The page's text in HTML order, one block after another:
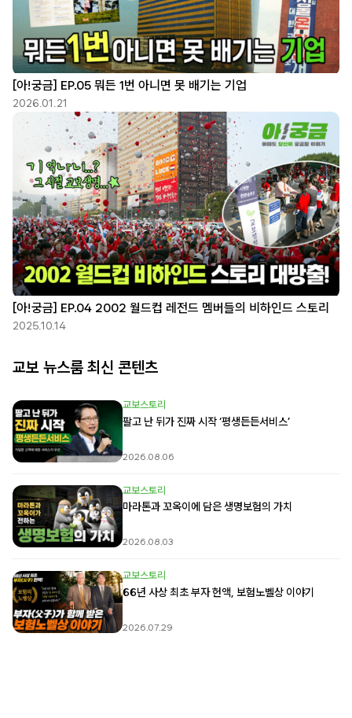
[아!궁금] EP.05 뭐든 1번 아니면 못 배기는 기업
2026.01.21
[아!궁금] EP.04 2002 월드컵 레전드 멤버들의 비하인드 스토리
2025.10.14
교보 뉴스룸 최신 콘텐츠
교보스토리
팔고 난 뒤가 진짜 시작 ‘평생든든서비스’
2026.08.06
교보스토리
마라톤과 꼬옥이에 담은 생명보험의 가치
2026.08.03
교보스토리
66년 사상 최초 부자 헌액, 보험노벨상 이야기
2026.07.29